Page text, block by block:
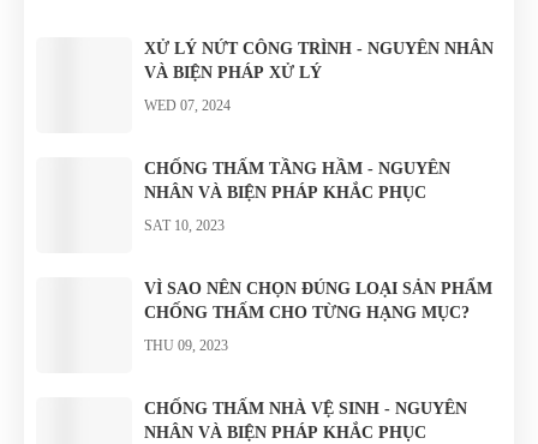
nó không lớn.
Thậm chí là...
của loại...
XỬ LÝ NỨT CÔNG TRÌNH - NGUYÊN NHÂN
VÀ BIỆN PHÁP XỬ LÝ
WED 07, 2024
CHỐNG THẤM TẦNG HẦM - NGUYÊN
NHÂN VÀ BIỆN PHÁP KHẮC PHỤC
SAT 10, 2023
VÌ SAO NÊN CHỌN ĐÚNG LOẠI SẢN PHẨM
CHỐNG THẤM CHO TỪNG HẠNG MỤC?
THU 09, 2023
CHỐNG THẤM NHÀ VỆ SINH - NGUYÊN
NHÂN VÀ BIỆN PHÁP KHẮC PHỤC